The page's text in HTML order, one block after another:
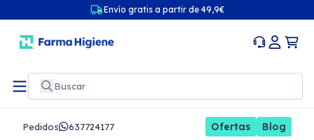
Envío gratis a partir de 49,9€
Pedidos 637724177 Ofertas Blog